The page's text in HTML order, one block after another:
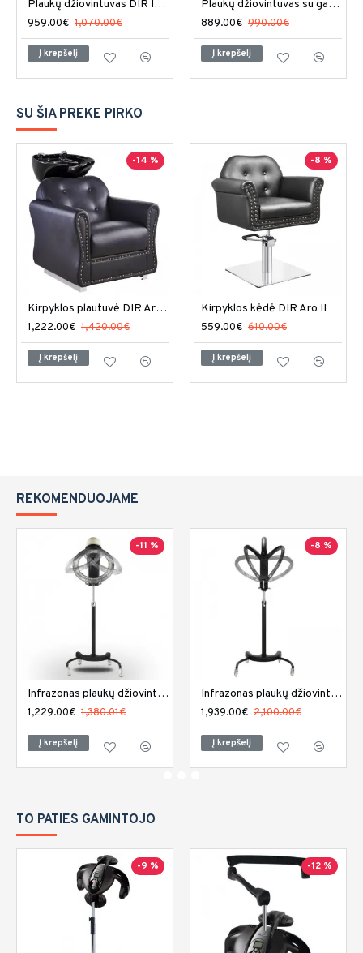
Plaukų džiovintuvas DIR ION II
959.00€ 1,070.00€
Į krepšelį
Plaukų džiovintuvas su gaubtu DIR Orion
889.00€ 990.00€
Į krepšelį
SU ŠIA PREKE PIRKO
-14 %
Kirpyklos plautuvė DIR Arizona
1,222.00€ 1,420.00€
Į krepšelį
-8 %
Kirpyklos kėdė DIR Aro II
559.00€ 610.00€
Į krepšelį
REKOMENDUOJAME
-11 %
Infrazonas plaukų džiovintuvas DIR Chale II
1,229.00€ 1,380.01€
Į krepšelį
-8 %
Infrazonas plaukų džiovintuvas DIR Damita II
1,939.00€ 2,100.00€
Į krepšelį
TO PATIES GAMINTOJO
-9 % -12 %